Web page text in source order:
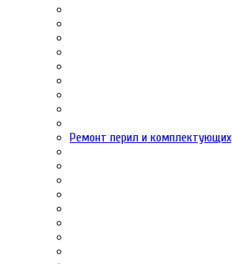
Ремонт перил и комплектующих